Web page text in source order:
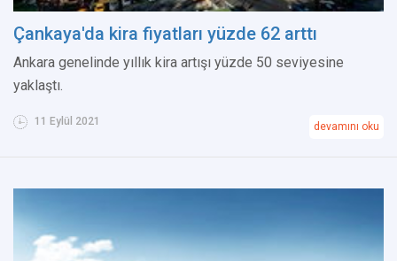
Çankaya'da kira fiyatları yüzde 62 arttı
Ankara genelinde yıllık kira artışı yüzde 50 seviyesine
yaklaştı.
11 Eylül 2021 devamını oku